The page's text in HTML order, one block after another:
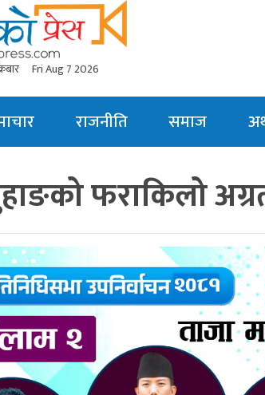
Fri Aug 7 2026
राजनीति समाज
फराकिलो